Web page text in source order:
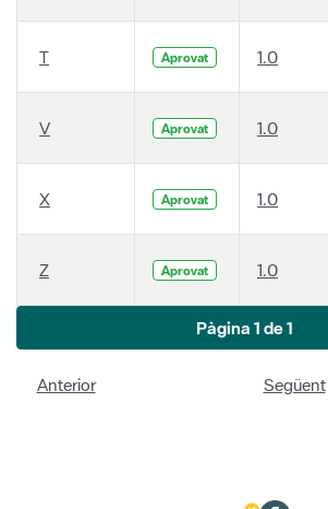
T Aprovat 1.0
V Aprovat 1.0
X Aprovat 1.0
Z Aprovat 1.0
Pàgina 1 de 1
Anterior Següent